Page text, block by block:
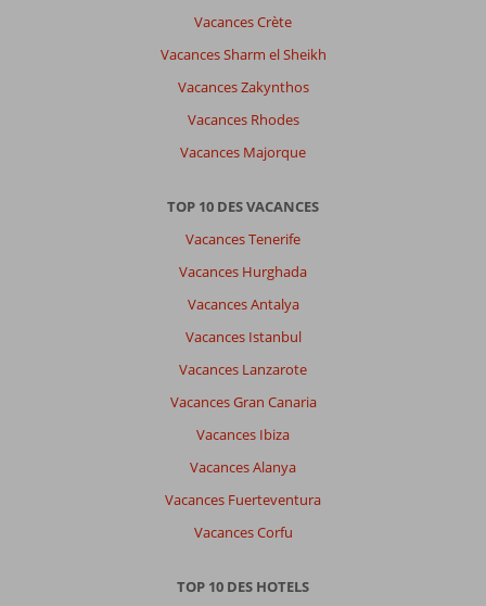
Vacances Crète
Vacances Sharm el Sheikh
Vacances Zakynthos
Vacances Rhodes
Vacances Majorque
TOP 10 DES VACANCES
Vacances Tenerife
Vacances Hurghada
Vacances Antalya
Vacances Istanbul
Vacances Lanzarote
Vacances Gran Canaria
Vacances Ibiza
Vacances Alanya
Vacances Fuerteventura
Vacances Corfu
TOP 10 DES HOTELS